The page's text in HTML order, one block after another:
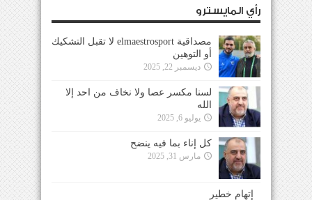
رأي المايسترو
مصداقية elmaestrosport لا تقبل التشكيك
أو التوهين
ديسمبر 22, 2025
لسنا مكسر عصا ولا نخاف من احد إلا
الله
يوليو 6, 2025
كل إناء بما فيه ينضح
مارس 31, 2025
إتهام خطير